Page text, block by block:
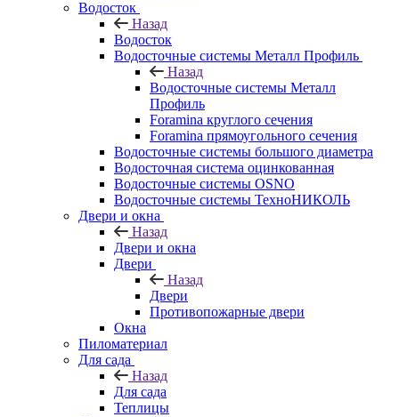
Водосток
Назад
Водосток
Водосточные системы Металл Профиль
Назад
Водосточные системы Металл
Профиль
Foramina круглого сечения
Foramina прямоугольного сечения
Водосточные системы большого диаметра
Водосточная система оцинкованная
Водосточные системы OSNO
Водосточные системы ТехноНИКОЛЬ
Двери и окна
Назад
Двери и окна
Двери
Назад
Двери
Противопожарные двери
Окна
Пиломатериал
Для сада
Назад
Для сада
Теплицы